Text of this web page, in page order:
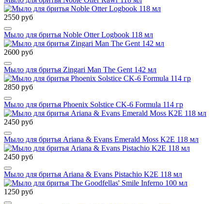
2550 руб
Мыло для бритья Noble Otter Logbook 118 мл
2600 руб
Мыло для бритья Zingari Man The Gent 142 мл
2850 руб
Мыло для бритья Phoenix Solstice CK-6 Formula 114 гр
2450 руб
Мыло для бритья Ariana & Evans Emerald Moss K2E 118 мл
2450 руб
Мыло для бритья Ariana & Evans Pistachio K2E 118 мл
1250 руб